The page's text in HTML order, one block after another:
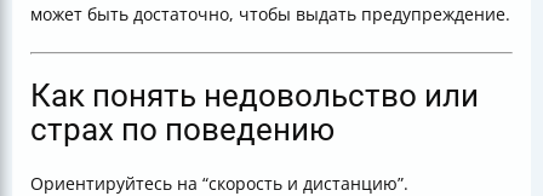
может быть достаточно, чтобы выдать предупреждение.
Как понять недовольство или
страх по поведению
Ориентируйтесь на “скорость и дистанцию”.